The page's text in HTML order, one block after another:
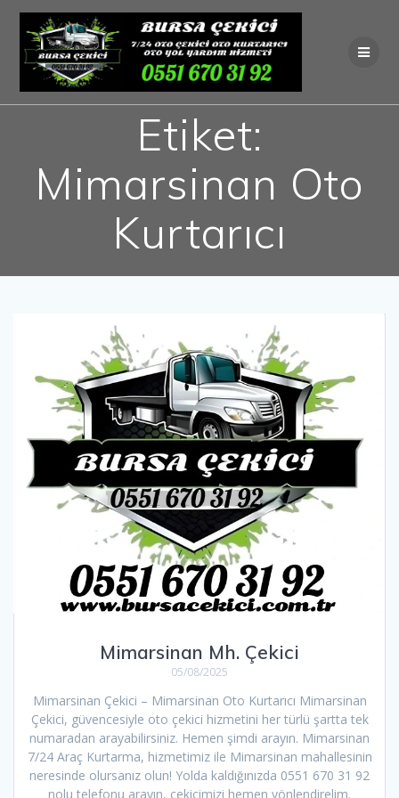
Skip
to
content
Etiket:
Mimarsinan Oto
Kurtarıcı
Mimarsinan Mh. Çekici
05/08/2025
Mimarsinan Çekici – Mimarsinan Oto Kurtarıcı Mimarsinan
Çekici, güvencesiyle oto çekici hizmetini her türlü şartta tek
numaradan arayabilirsiniz. Hemen şimdi arayın. Mimarsinan
7/24 Araç Kurtarma, hizmetimiz ile Mimarsinan mahallesinin
neresinde olursanız olun! Yolda kaldığınızda 0551 670 31 92
nolu telefonu arayın, çekicimizi hemen yönlendirelim.